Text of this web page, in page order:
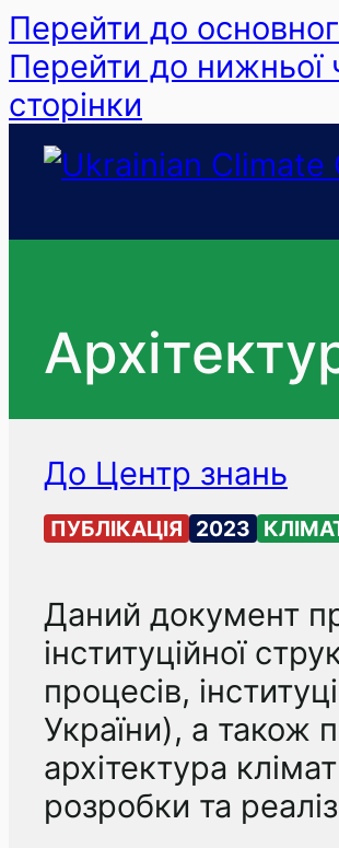
Перейти до
Перейти до нижньої
сторінки
До Центр знань
ПУБЛІКАЦІЯ 2023
Даний документ
інституційної
процесів,
України), а також
архітектура
розробки та